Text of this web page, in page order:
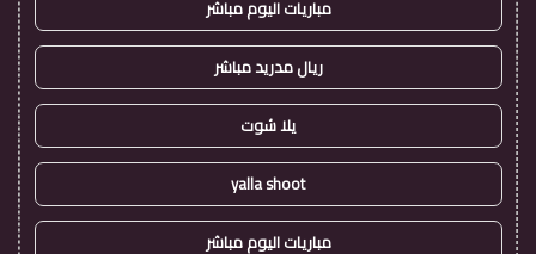
مباريات اليوم مباشر
ريال مدريد مباشر
يلا شوت
yalla shoot
مباريات اليوم مباشر